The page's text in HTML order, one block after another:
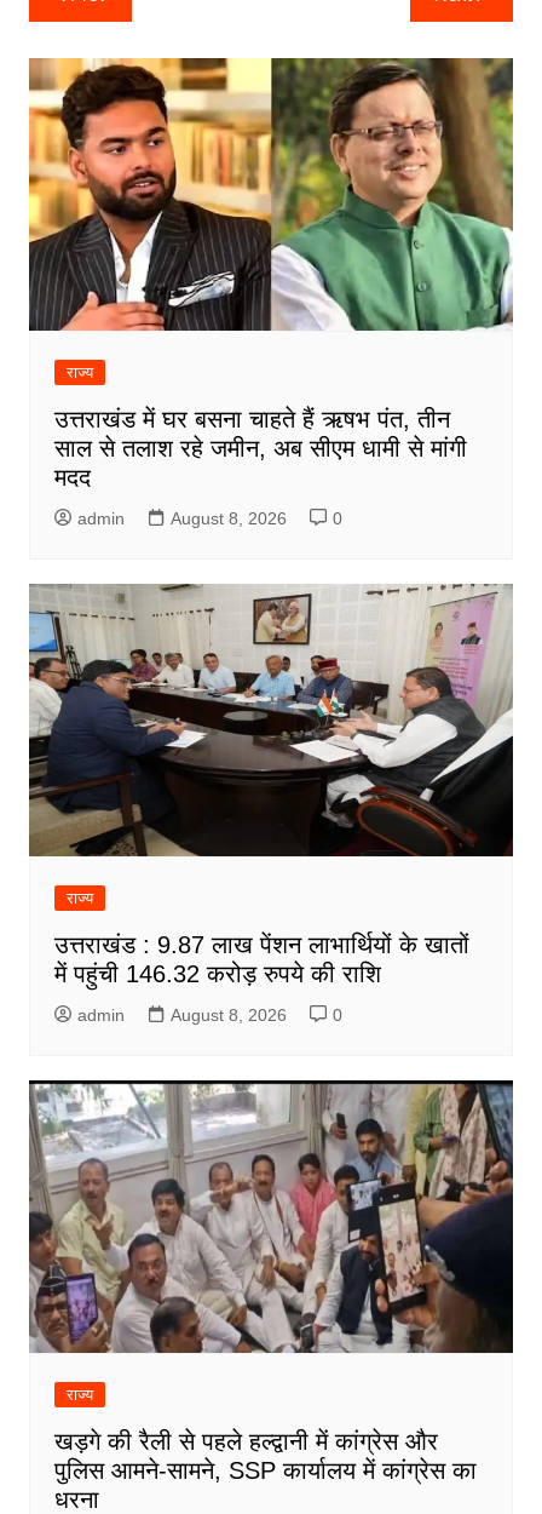
navigation
राज्य
उत्तराखंड में घर बसना चाहते हैं ऋषभ पंत, तीन
साल से तलाश रहे जमीन, अब सीएम धामी से मांगी
मदद
admin August 8, 2026 0
राज्य
उत्तराखंड : 9.87 लाख पेंशन लाभार्थियों के खातों
में पहुंची 146.32 करोड़ रुपये की राशि
admin August 8, 2026 0
राज्य
खड़गे की रैली से पहले हल्द्वानी में कांग्रेस और
पुलिस आमने-सामने, SSP कार्यालय में कांग्रेस का
धरना